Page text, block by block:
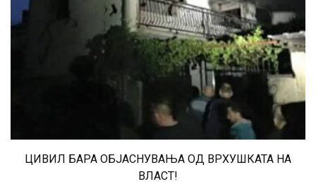
ЦИВИЛ БАРА ОБЈАСНУВАЊА ОД ВРХУШКАТА НА
ВЛАСТ!